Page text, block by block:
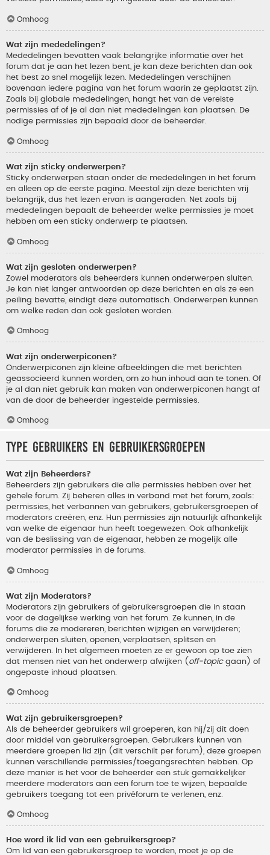
Omhoog
Wat zijn mededelingen?
Mededelingen bevatten vaak belangrijke informatie over het
forum dat je aan het lezen bent, je kan deze berichten dan ook
het best zo snel mogelijk lezen. Mededelingen verschijnen
bovenaan iedere pagina van het forum waarin ze geplaatst zijn.
Zoals bij globale mededelingen, hangt het van de vereiste
permissies af of je al dan niet mededelingen kan plaatsen. De
nodige permissies zijn bepaald door de beheerder.
Omhoog
Wat zijn sticky onderwerpen?
Sticky onderwerpen staan onder de mededelingen in het forum
en alleen op de eerste pagina. Meestal zijn deze berichten vrij
belangrijk, dus het lezen ervan is aangeraden. Net zoals bij
mededelingen bepaalt de beheerder welke permissies je moet
hebben om een sticky onderwerp te plaatsen.
Omhoog
Wat zijn gesloten onderwerpen?
Zowel moderators als beheerders kunnen onderwerpen sluiten.
Je kan niet langer antwoorden op deze berichten en als ze een
peiling bevatte, eindigt deze automatisch. Onderwerpen kunnen
om welke reden dan ook gesloten worden.
Omhoog
Wat zijn onderwerpiconen?
Onderwerpiconen zijn kleine afbeeldingen die met berichten
geassocieerd kunnen worden, om zo hun inhoud aan te tonen. Of
je al dan niet gebruik kan maken van onderwerpiconen hangt af
van de door de beheerder ingestelde permissies.
Omhoog
Type gebruikers en gebruikersgroepen
Wat zijn Beheerders?
Beheerders zijn gebruikers die alle permissies hebben over het
gehele forum. Zij beheren alles in verband met het forum, zoals:
permissies, het verbannen van gebruikers, gebruikersgroepen of
moderators creëren, enz. Hun permissies zijn natuurlijk afhankelijk
van welke de eigenaar hun heeft toegewezen. Ook afhankelijk
van de beslissing van de eigenaar, hebben ze mogelijk alle
moderator permissies in de forums.
Omhoog
Wat zijn Moderators?
Moderators zijn gebruikers of gebruikersgroepen die in staan
voor de dagelijkse werking van het forum. Ze kunnen, in de
forums die ze modereren, berichten wijzigen en verwijderen;
onderwerpen sluiten, openen, verplaatsen, splitsen en
verwijderen. In het algemeen moeten ze er gewoon op toe zien
dat mensen niet van het onderwerp afwijken ( off-topicgaan) of
ongepaste inhoud plaatsen.
Omhoog
Wat zijn gebruikersgroepen?
Als de beheerder gebruikers wil groeperen, kan hij/zij dit doen
door middel van gebruikersgroepen. Gebruikers kunnen van
meerdere groepen lid zijn (dit verschilt per forum), deze groepen
kunnen verschillende permissies/toegangsrechten hebben. Op
deze manier is het voor de beheerder een stuk gemakkelijker
meerdere moderators aan een forum toe te wijzen, bepaalde
gebruikers toegang tot een privéforum te verlenen, enz.
Omhoog
Hoe word ik lid van een gebruikersgroep?
Om lid van een gebruikersgroep te worden, moet je op de